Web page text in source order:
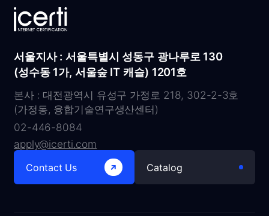
서울지사 : 서울특별시 성동구 광나루로 130
(성수동 1가, 서울숲 IT 캐슬) 1201호
본사 : 대전광역시 유성구 가정로 218, 302-2-3호
(가정동, 융합기술연구생산센터)
02-446-8084
apply@icerti.com
Contact Us Catalog